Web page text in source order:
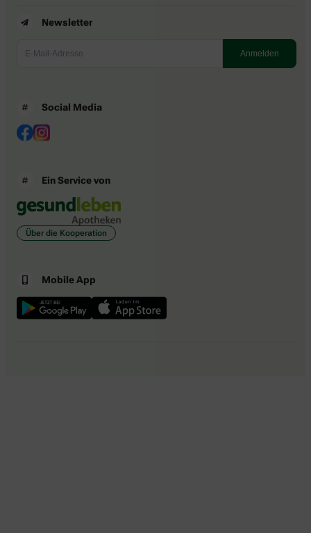
Newsletter
Social Media
Ein Service von
Über die Kooperation
Mobile App